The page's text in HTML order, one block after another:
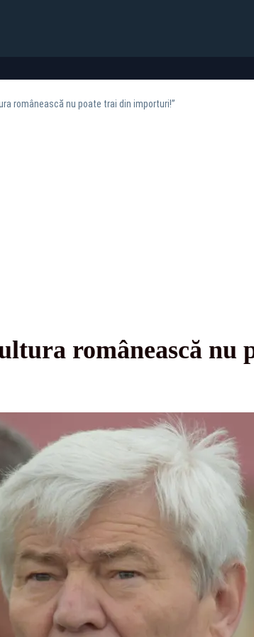
românească nu poate trai din importuri!”
românească nu